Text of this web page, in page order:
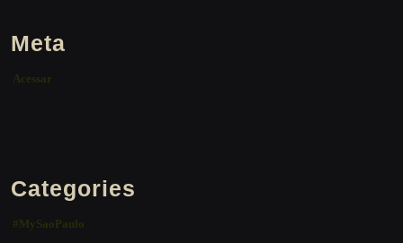
Meta
Acessar
Categories
#MySaoPaulo